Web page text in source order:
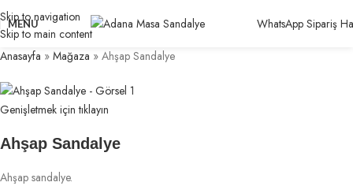
Skip to navigation
Skip to main content
MENU WhatsApp Sipariş
Anasayfa » Mağaza » Ahşap Sandalye
Genişletmek için tıklayın
Ahşap Sandalye
Ahşap sandalye.